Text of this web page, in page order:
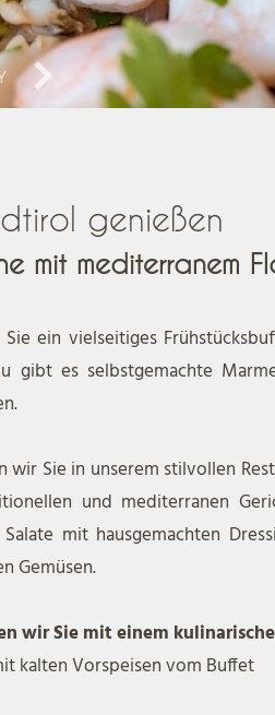
genießen
mit mediterranem
ein vielseitiges
gibt es selbstgemachte
wir Sie in unserem stilvollen
und mediterranen
mit hausgemachten
Gemüsen.
wir Sie mit einem
kalten Vorspeisen vom Buffet